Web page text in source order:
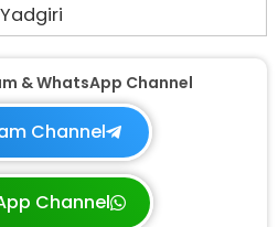
Yadgiri
& WhatsApp Channel
Channel
Channel